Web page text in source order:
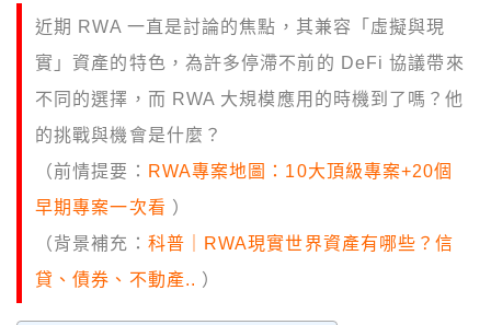
近期 RWA 一直是討論的焦點，其兼容「虛擬與現
實」資產的特色，為許多停滯不前的 DeFi 協議帶來
不同的選擇，而 RWA 大規模應用的時機到了嗎？他
的挑戰與機會是什麼？
（前情提要： RWA專案地圖：10大頂級專案+20個
早期專案一次看 ）
（背景補充： 科普｜RWA現實世界資產有哪些？信
貸、債券、不動產.. ）